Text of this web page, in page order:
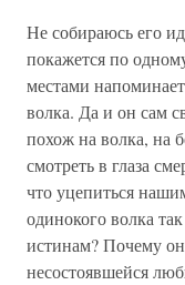
Не собираюсь его
покажется по
местами
волка. Да и он сам
похож на волка, на
смотреть в глаза
что уцепиться
одинокого волка
истинам? Почему
несостоявшейся